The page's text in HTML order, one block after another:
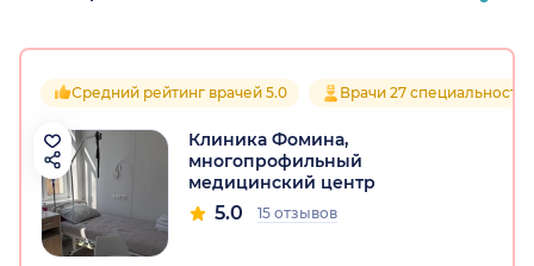
Средний рейтинг врачей 5.0 Врачи 27
Клиника Фомина,
многопрофильный
медицинский центр
5.0 15 отзывов